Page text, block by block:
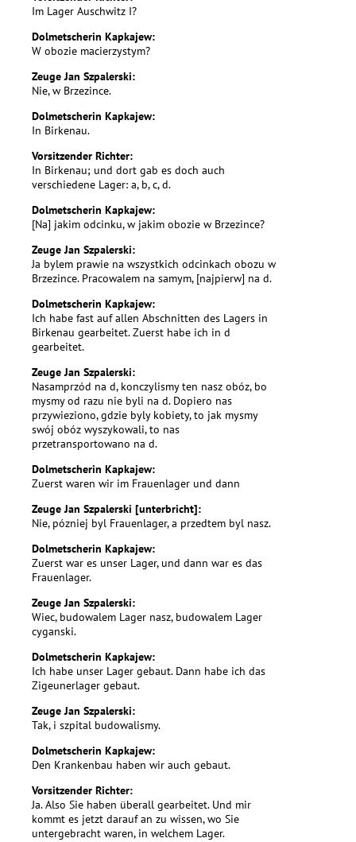
Im Lager Auschwitz I?
Dolmetscherin Kapkajew:
W obozie macierzystym?
Zeuge Jan Szpalerski:
Nie, w Brzezince.
Dolmetscherin Kapkajew:
In Birkenau.
Vorsitzender Richter:
In Birkenau; und dort gab es doch auch
verschiedene Lager: a, b, c, d.
Dolmetscherin Kapkajew:
[Na] jakim odcinku, w jakim obozie w Brzezince?
Zeuge Jan Szpalerski:
Ja bylem prawie na wszystkich odcinkach obozu w
Brzezince. Pracowalem na samym, [najpierw] na d.
Dolmetscherin Kapkajew:
Ich habe fast auf allen Abschnitten des Lagers in
Birkenau gearbeitet. Zuerst habe ich in d
gearbeitet.
Zeuge Jan Szpalerski:
Nasamprzód na d, konczylismy ten nasz obóz, bo
mysmy od razu nie byli na d. Dopiero nas
przywieziono, gdzie byly kobiety, to jak mysmy
swój obóz wyszykowali, to nas
przetransportowano na d.
Dolmetscherin Kapkajew:
Zuerst waren wir im Frauenlager und dann
Zeuge Jan Szpalerski [unterbricht]:
Nie, pózniej byl Frauenlager, a przedtem byl nasz.
Dolmetscherin Kapkajew:
Zuerst war es unser Lager, und dann war es das
Frauenlager.
Zeuge Jan Szpalerski:
Wiec, budowalem Lager nasz, budowalem Lager
cyganski.
Dolmetscherin Kapkajew:
Ich habe unser Lager gebaut. Dann habe ich das
Zigeunerlager gebaut.
Zeuge Jan Szpalerski:
Tak, i szpital budowalismy.
Dolmetscherin Kapkajew:
Den Krankenbau haben wir auch gebaut.
Vorsitzender Richter:
Ja. Also Sie haben überall gearbeitet. Und mir
kommt es jetzt darauf an zu wissen, wo Sie
untergebracht waren, in welchem Lager.